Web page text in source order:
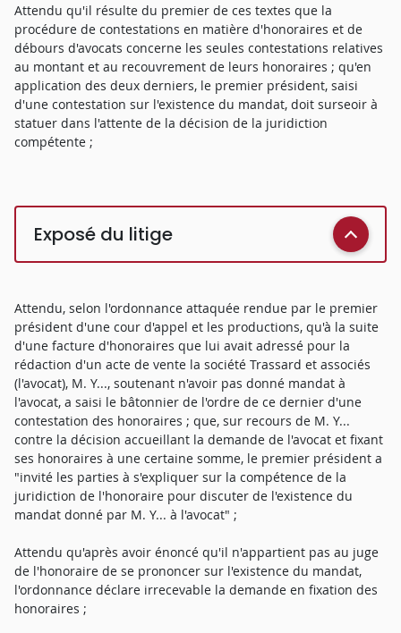
Attendu qu'il résulte du premier de ces textes que la
procédure de contestations en matière d'honoraires et de
débours d'avocats concerne les seules contestations relatives
au montant et au recouvrement de leurs honoraires ; qu'en
application des deux derniers, le premier président, saisi
d'une contestation sur l'existence du mandat, doit surseoir à
statuer dans l'attente de la décision de la juridiction
compétente ;
Exposé du litige
Attendu, selon l'ordonnance attaquée rendue par le premier
président d'une cour d'appel et les productions, qu'à la suite
d'une facture d'honoraires que lui avait adressé pour la
rédaction d'un acte de vente la société Trassard et associés
(l'avocat), M. Y..., soutenant n'avoir pas donné mandat à
l'avocat, a saisi le bâtonnier de l'ordre de ce dernier d'une
contestation des honoraires ; que, sur recours de M. Y...
contre la décision accueillant la demande de l'avocat et fixant
ses honoraires à une certaine somme, le premier président a
"invité les parties à s'expliquer sur la compétence de la
juridiction de l'honoraire pour discuter de l'existence du
mandat donné par M. Y... à l'avocat" ;
Attendu qu'après avoir énoncé qu'il n'appartient pas au juge
de l'honoraire de se prononcer sur l'existence du mandat,
l'ordonnance déclare irrecevable la demande en fixation des
honoraires ;